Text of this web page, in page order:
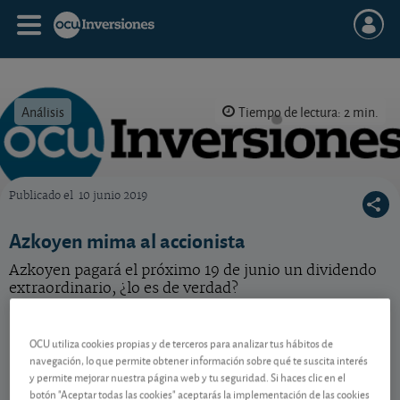
Análisis Tiempo de lectura: 2 min.
Publicado el 10 junio 2019
Azkoyen mima al accionista
Azkoyen pagará el próximo 19 de junio un dividendo
extraordinario, ¿lo es de verdad?
ES0112458312
07/08/2026 Madrid
-
OCU utiliza cookies propias y de terceros para analizar tus hábitos de
navegación, lo que permite obtener información sobre qué te suscita interés
y permite mejorar nuestra página web y tu seguridad. Si haces clic en el
botón "Aceptar todas las cookies" aceptarás la implementación de las cookies